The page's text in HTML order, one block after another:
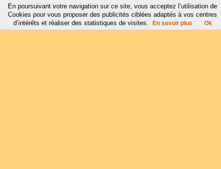
En poursuivant votre navigation sur ce site, vous acceptez l’utilisation de
Cookies pour vous proposer des publicités ciblées adaptés à vos centres
d’intérêts et réaliser des statistiques de visites.
En savoir plus Ok